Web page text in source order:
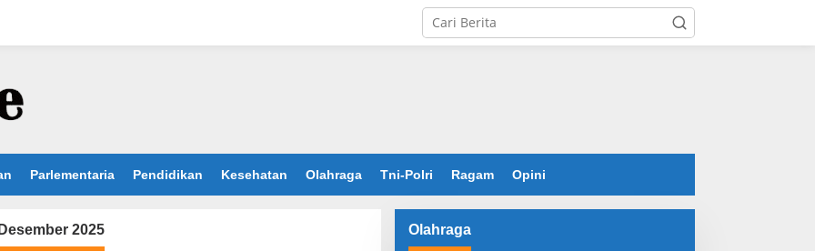
Parlementaria Pendidikan Kesehatan Olahraga Tni-Polri Ragam Opini
Desember 2025 Olahraga